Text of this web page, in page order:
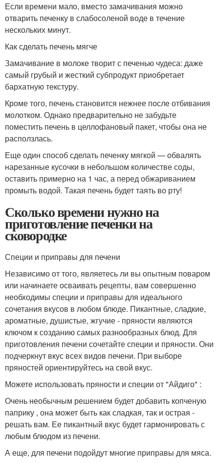
Если времени мало, вместо замачивания можно
отварить печенку в слабосоленой воде в течение
нескольких минут.
Как сделать печень мягче
Замачивание в молоке творит с печенью чудеса: даже
самый грубый и жесткий субпродукт приобретает
бархатную текстуру.
Кроме того, печень становится нежнее после отбивания
молотком. Однако предварительно не забудьте
поместить печень в целлофановый пакет, чтобы она не
расползлась.
Еще один способ сделать печенку мягкой — обвалять
нарезанные кусочки в небольшом количестве соды,
оставить примерно на 1 час, а перед обжариванием
промыть водой. Такая печень будет таять во рту!
Сколько времени нужно на
приготовление печенки на
сковородке
Специи и приправы для печени
Независимо от того, являетесь ли вы опытным поваром
или начинаете осваивать рецепты, вам совершенно
необходимы специи и приправы для идеального
сочетания вкусов в любом блюде. Пикантные, сладкие,
ароматные, душистые, жгучие - пряности являются
ключом к созданию самых разнообразных блюд. Для
приготовления печени сочетайте специи и пряности. Они
подчеркнут вкус всех видов печени. При выборе
пряностей ориентируйтесь на свой вкус.
Можете использовать пряности и специи от "Айдиго" :
Очень необычным решением будет добавить копченую
паприку , она может быть как сладкая, так и острая -
решать вам. Ее пикантный вкус будет гармонировать с
любым блюдом из печени.
А еще, для печени подойдут многие приправы для мяса.